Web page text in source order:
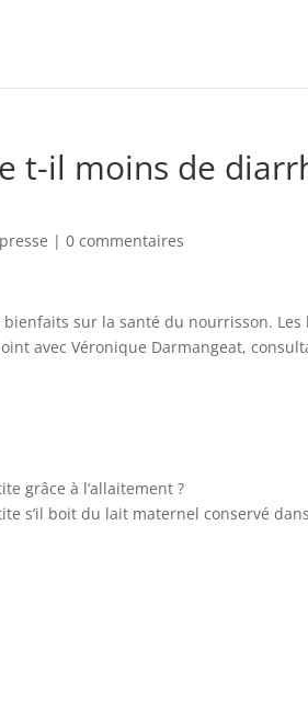
t-il moins de
|0 commentaires
sur la santé du nourrisson.
avec Véronique Darmangeat,
grâce à l’allaitement ?
s’il boit du lait maternel conservé